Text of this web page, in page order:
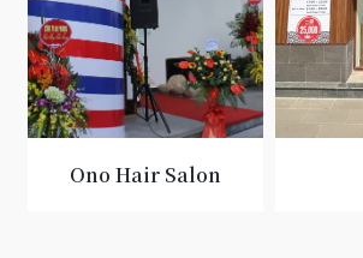
Ono Hair Salon